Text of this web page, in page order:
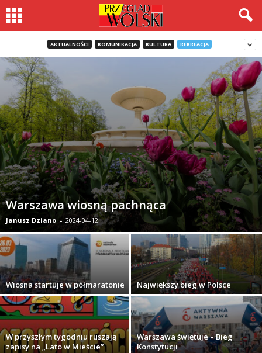
AKTUALNOŚCI KOMUNIKACJA KULTURA REKREACJA
Warszawa wiosną pachnąca
Janusz Dziano - 2024-04-12
Wiosna startuje w półmaratonie Największy bieg w Polsce
W przyszłym tygodniu ruszają
zapisy na „Lato w Mieście”
Warszawa świętuje – Bieg
Konstytucji